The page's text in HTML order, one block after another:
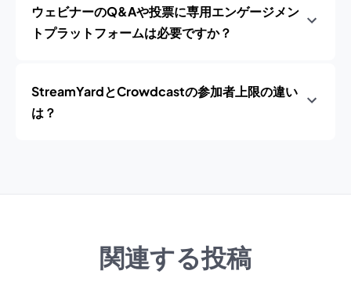
ウェビナーのQ&Aや投票に専用エンゲージメン
トプラットフォームは必要ですか？
StreamYardとCrowdcastの参加者上限の違い
は？
関連する投稿